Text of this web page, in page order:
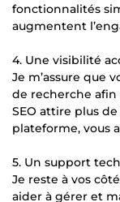
fonctionnalités
augmentent
4. Une visibilité
Je m’assure que
de recherche afin
SEO attire plus
plateforme, vous
5. Un support
Je reste à vos
aider à gérer et